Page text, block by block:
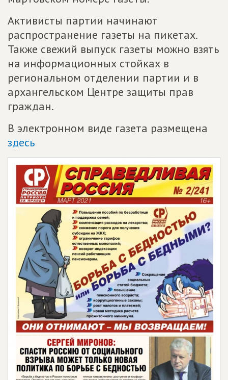
Активисты партии начинают
распространение газеты на пикетах.
Также свежий выпуск газеты можно взять
на информационных стойках в
региональном отделении партии и в
архангельском Центре защиты прав
граждан.
В электронном виде газета размещена
здесь